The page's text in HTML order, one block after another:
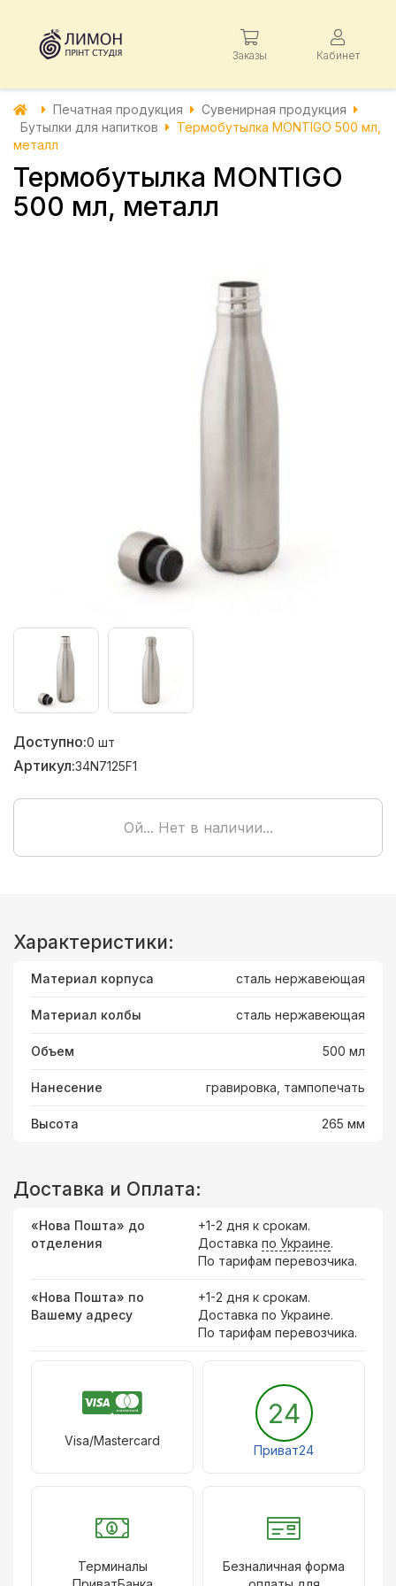
Заказы Кабинет
Печатная продукция
Сувенирная продукция
Бутылки для напитков
Термобутылка MONTIGO 500 мл,
металл
Термобутылка MONTIGO
500 мл, металл
Доступно:0 шт
Артикул:34N7125F1
Ой... Нет в наличии...
Характеристики:
Материал корпуса сталь нержавеющая
Материал колбы сталь нержавеющая
Объем 500 мл
Нанесение гравировка, тампопечать
Высота 265 мм
Доставка и Оплата:
«Нова Пошта» до
отделения
+1-2 дня к срокам.
Доставка по Украине.
По тарифам перевозчика.
«Нова Пошта» по
Вашему адресу
+1-2 дня к срокам.
Доставка по Украине.
По тарифам перевозчика.
Visa/Mastercard
24
Приват24
Терминалы
Безналичная форма